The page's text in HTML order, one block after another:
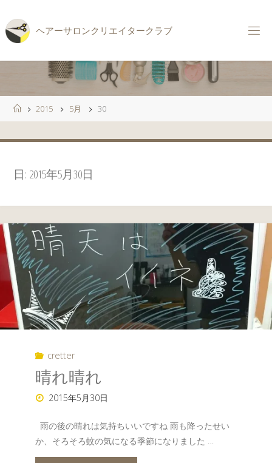
ン
テ
ス
プ
ヘアーサロ ンク リ エイ タークラブ
ホ
ー
2015 5月 30
日: 2015年5月30日
cretter
晴れ晴れ
2015年5月30日
雨の後の晴れは気持ちいいですね 雨も降ったせい
か、そろそろ蚊の気になる季節になりました …